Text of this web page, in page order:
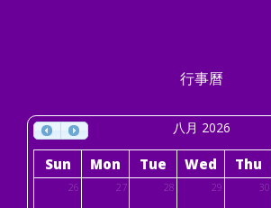
行事曆
八月 2026
Sun Mon Tue Wed Thu
26 27 28 29 30